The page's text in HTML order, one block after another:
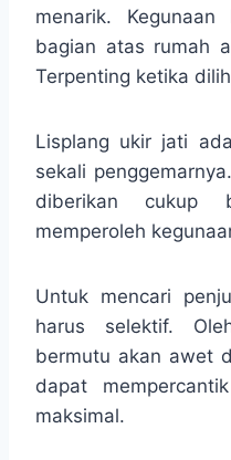
menarik.
bagian atas rumah
Terpenting ketika
Lisplang ukir jati
sekali
diberikan cukup
memperoleh
Untuk mencari
harus selektif.
bermutu akan awet
dapat
maksimal.